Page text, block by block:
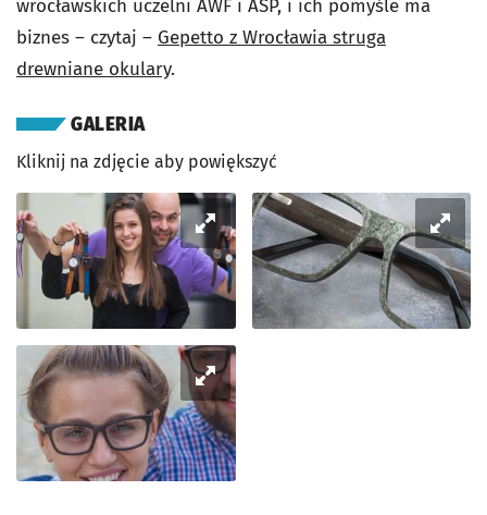
wrocławskich uczelni AWF i ASP, i ich pomyśle ma
biznes – czytaj – Gepetto z Wrocławia struga
drewniane okulary.
GALERIA
Kliknij na zdjęcie aby powiększyć